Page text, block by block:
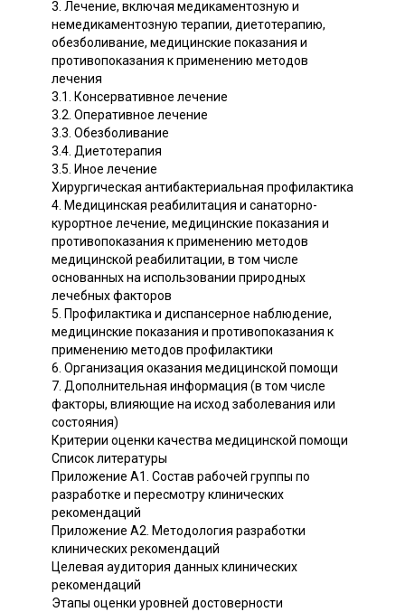
3. Лечение, включая медикаментозную и
немедикаментозную терапии, диетотерапию,
обезболивание, медицинские показания и
противопоказания к применению методов
лечения
3.1. Консервативное лечение
3.2. Оперативное лечение
3.3. Обезболивание
3.4. Диетотерапия
3.5. Иное лечение
Хирургическая антибактериальная профилактика
4. Медицинская реабилитация и санаторно-
курортное лечение, медицинские показания и
противопоказания к применению методов
медицинской реабилитации, в том числе
основанных на использовании природных
лечебных факторов
5. Профилактика и диспансерное наблюдение,
медицинские показания и противопоказания к
применению методов профилактики
6. Организация оказания медицинской помощи
7. Дополнительная информация (в том числе
факторы, влияющие на исход заболевания или
состояния)
Критерии оценки качества медицинской помощи
Список литературы
Приложение А1. Состав рабочей группы по
разработке и пересмотру клинических
рекомендаций
Приложение А2. Методология разработки
клинических рекомендаций
Целевая аудитория данных клинических
рекомендаций
Этапы оценки уровней достоверности